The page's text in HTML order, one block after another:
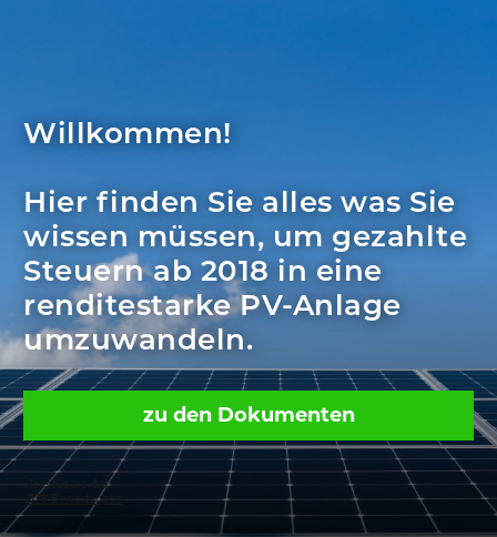
Willkommen!
Hier finden Sie alles was Sie
wissen müssen, um gezahlte
Steuern ab 2018 in eine
renditestarke PV-Anlage
umzuwandeln.
zu den Dokumenten